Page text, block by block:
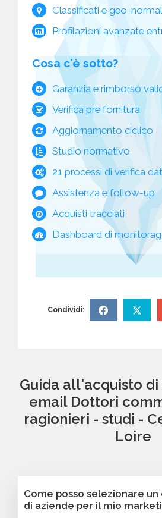
Classificati e geo-
Profilazioni avanzate
Cosa c'è sotto?
Garanzia e rimborso
Verifica pre fornitura
Aggiornamento ciclico
Studio normativo
21 processi di verifica
Assistenza e follow-up
Acquisti tracciati
Dashboard di
Condividi:
Guida all'acquisto
email Dottori
ragionieri - studi -
Loire
Come posso selezionare
di aziende per il mio